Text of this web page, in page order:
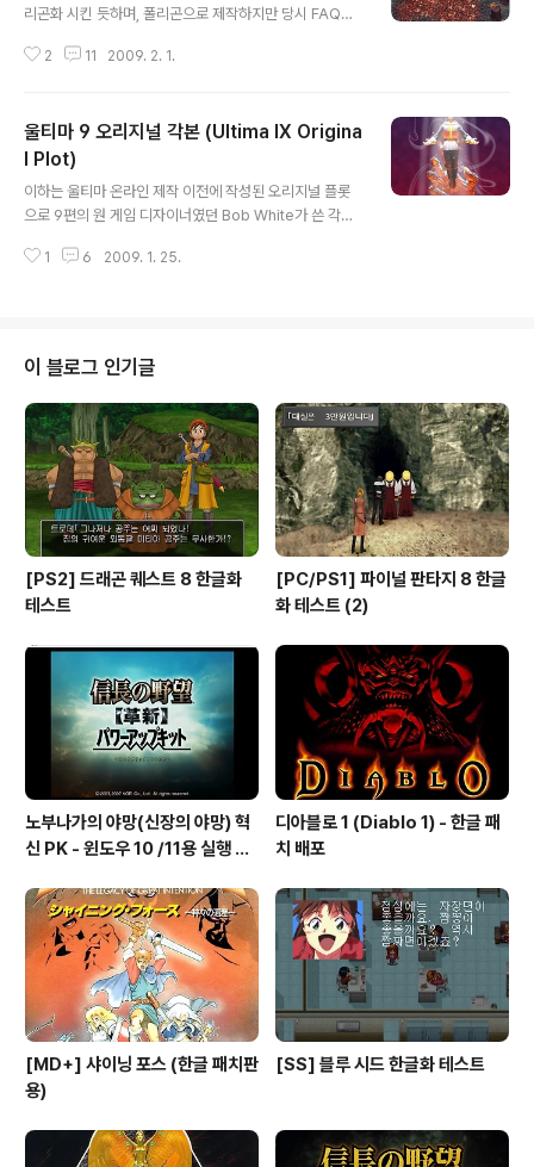
리곤화 시킨 듯하며, 폴리곤으로 제작하지만 당시 FAQ에
요전에 포스팅한 오리지널 플롯으로 제작되던 당시이다.
너무 낡아서 못 쓰겠더란 말도 스크린 샷을 보면 어느 정도
는 이해가 간다. 이 당시에는 파티 시스템이나 스케쥴 같은
것들이 모두 계획되어 있었지만 지금의 엔진으로 넘어오면
서 시스템 과부하라는 미명 아래 전부 삭제시킨 것은 너무
달려 있는 이유가 여건 상 도저히 살아 있는 상태로(역시나
2 11 2009. 2. 1.
울티마 9 오리지널 각본 (Ultima IX Origina
l Plot)
이하는 울티마 온라인 제작 이전에 작성된 오리지널 플롯
으로 9편의 원 게임 디자이너였던 Bob White가 쓴 각본
야기를 들려 주지만 후에 울온으로 제작 인력이 투입되는
디언에 의해 페이건으로 끌려갔다는 것 뿐이다. 그는 결국
로드 브리티쉬의 왕국으로 돌아왔지만 불행히도 이곳에서
무슨 일이 벌어졌는지는 모른다. 터핀에 있는 가디언의 요
새가 보이는 산 위에 서자 갑자기 웜가드가 날아와 아바타
를 공격한다. 화면은 가디언의 옥좌가 있는 어두운 방으로
바뀐다. 블랙손은 아바타의 죽음..
1 6 2009. 1. 25.
이 블로그 인기글
[PS2] 드래곤 퀘스트 8 한글화
테스트
[PC/PS1] 파이널 판타지 8 한글
화 테스트 (2)
노부나가의 야망(신장의 야망) 혁
신 PK - 윈도우 10 /11용 실행 파
디아블로 1 (Diablo 1) - 한글 패
치 배포
[MD+] 샤이닝 포스 (한글 패치판
용)
[SS] 블루 시드 한글화 테스트